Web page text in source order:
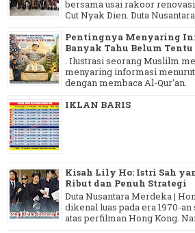
bersama usai rakoor
Cut Nyak Dien. Duta
Pentingnya Menyaring
Banyak Tahu Belum
. Ilustrasi seorang Muslilm
menyaring informasi
dengan membaca Al-Qur'an.
IKLAN BARIS
Kisah Lily Ho: Istri Sah
Ribut dan Penuh Strategi
Duta Nusantara Merdeka |
dikenal luas pada era 1970-
atas perfilman Hong Kong.